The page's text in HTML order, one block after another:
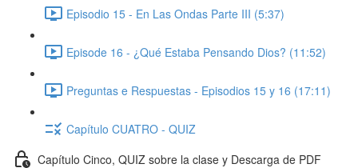
Episodio 15 - En Las Ondas Parte III (5:37)
Episode 16 - ¿Qué Estaba Pensando Dios? (11:52)
Preguntas e Respuestas - Episodios 15 y 16 (17:11)
Capítulo CUATRO - QUIZ
Capítulo Cinco, QUIZ sobre la clase y Descarga de PDF